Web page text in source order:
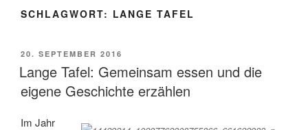
SCHLAGWORT: LANGE TAFEL
VERÖFFENTLICHT
AM
20. SEPTEMBER 2016
Lange Tafel: Gemeinsam essen und die
eigene Geschichte erzählen
Im Jahr